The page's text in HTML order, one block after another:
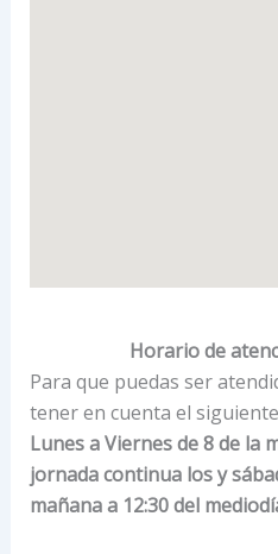
Horario de
Para que puedas ser
tener en cuenta el
Lunes a Viernes de 8 de la
jornada continua los y
mañana a 12:30 del